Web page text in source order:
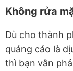
Không rửa
Dù cho thành
quảng cáo là
thì bạn vẫn